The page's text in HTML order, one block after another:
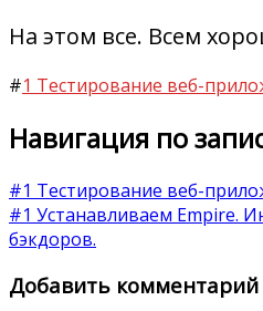
На этом все. Всем
#1 Тестирование веб-
Навигация по
#1 Тестирование веб-
#1 Устанавливаем Empire.
бэкдоров.
Добавить комментарий